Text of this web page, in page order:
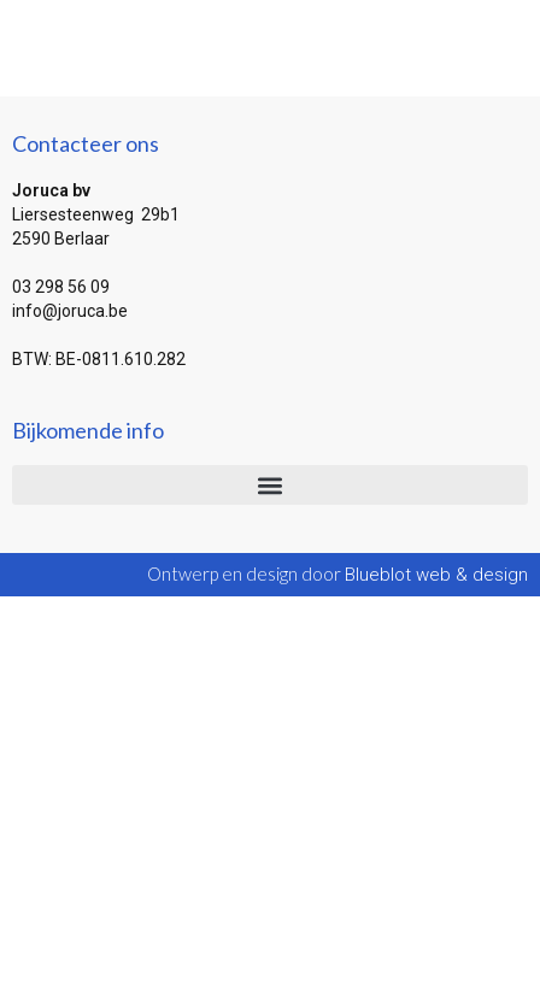
Contacteer ons
Joruca bv
Liersesteenweg 29b1
2590 Berlaar
03 298 56 09
info@joruca.be
BTW: BE-0811.610.282
Bijkomende info
Ontwerp en design door Blueblot web & design